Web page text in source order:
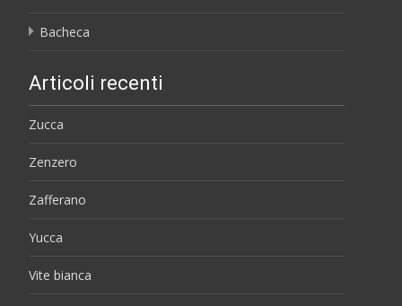
Bacheca
Articoli recenti
Zucca
Zenzero
Zafferano
Yucca
Vite bianca